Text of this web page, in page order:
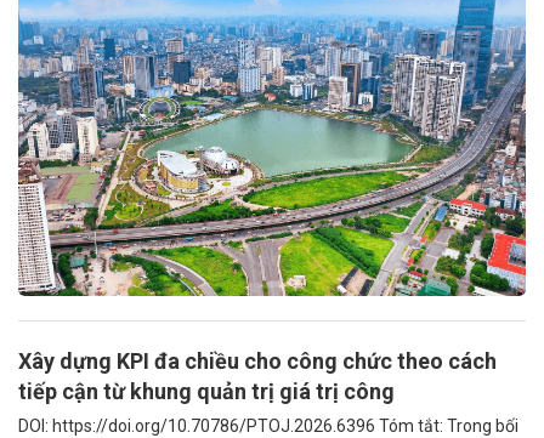
Xây dựng KPI đa chiều cho công chức theo cách
tiếp cận từ khung quản trị giá trị công
DOI: https://doi.org/10.70786/PTOJ.2026.6396 Tóm tắt: Trong bối